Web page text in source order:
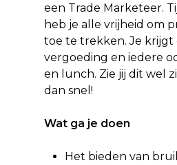
een Trade Marketeer.
heb je alle vrijheid om
toe te trekken. Je krijgt
vergoeding en iedere
en lunch. Zie jij dit wel
dan snel!
Wat ga je doen
Het bieden van